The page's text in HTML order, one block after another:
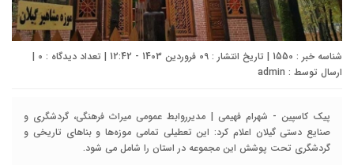
شناسه خبر : 1550 | تاریخ انتشار : 09 فروردین 1403 - 12:42 | تعداد دیدگاه : 0
|
ارسال توسط : admin
پیک کاسپین - شهرام فهیمی | مدیرروابط عمومی میراث فرهنگی، گردشگری و
صنایع دستی گیلان اعلام کرد: این تعطیلی تمامی موزه‌ها و بناهای تاریخی و
گردشگری تحت پوشش این مجموعه در استان را شامل می شود.